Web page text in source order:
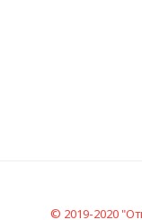
© 2019-2020